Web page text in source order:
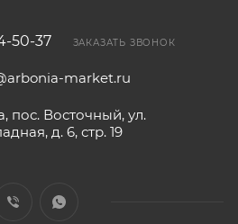
50-37 ЗАКАЗАТЬ ЗВОНОК
market.ru
пос. Восточный, ул.
д. 6, стр. 19